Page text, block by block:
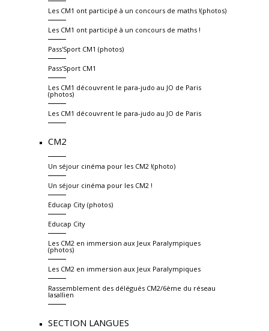
Les CM1 ont participé à un concours de maths !(photos)
Les CM1 ont participé à un concours de maths !
Pass'Sport CM1 (photos)
Pass'Sport CM1
Les CM1 découvrent le para-judo au JO de Paris
(photos)
Les CM1 découvrent le para-judo au JO de Paris
CM2
Un séjour cinéma pour les CM2 !(photo)
Un séjour cinéma pour les CM2 !
Educap City (photos)
Educap City
Les CM2 en immersion aux Jeux Paralympiques
(photos)
Les CM2 en immersion aux Jeux Paralympiques
Rassemblement des délégués CM2/6ème du réseau
lasallien
SECTION LANGUES